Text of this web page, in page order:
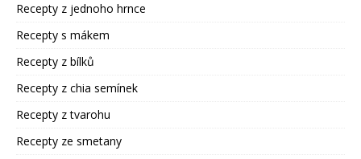
Recepty z jednoho hrnce
Recepty s mákem
Recepty z bílků
Recepty z chia semínek
Recepty z tvarohu
Recepty ze smetany